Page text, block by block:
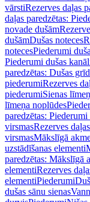
vārstiRezerves daļas
daļas paredzētas:
novade dušām
dušāmDušas noteces
notecesPiederumi
Piederumi dušas
paredzētas: Dušas
piederumiRezerves
piederumiSienas
līmeņa noplūdes
paredzētas:
virsmasRezerves
virsmasMākslīgā
uzstādīšanas elementi
paredzētas: Mākslīgā
elementiRezerves
elementiPiederumi
dušas sānu sienas